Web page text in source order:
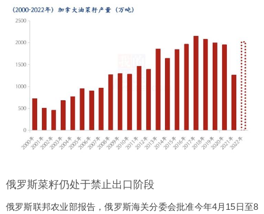
俄罗斯菜籽仍处于禁止出口阶段
俄罗斯联邦农业部报告，俄罗斯海关分委会批准今年4月15日至8